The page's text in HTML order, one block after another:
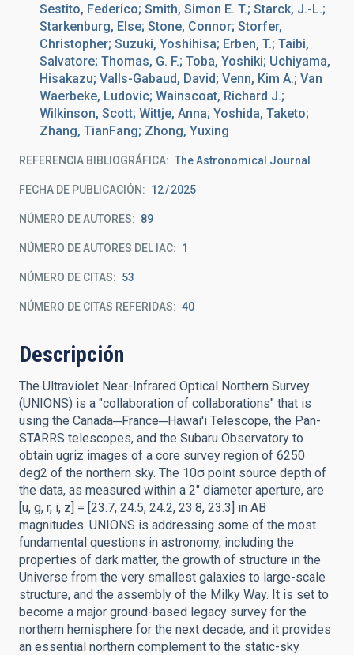
Sestito, Federico; Smith, Simon E. T.; Starck, J.-L.;
Starkenburg, Else; Stone, Connor; Storfer,
Christopher; Suzuki, Yoshihisa; Erben, T.; Taibi,
Salvatore; Thomas, G. F.; Toba, Yoshiki; Uchiyama,
Hisakazu; Valls-Gabaud, David; Venn, Kim A.; Van
Waerbeke, Ludovic; Wainscoat, Richard J.;
Wilkinson, Scott; Wittje, Anna; Yoshida, Taketo;
Zhang, TianFang; Zhong, Yuxing
REFERENCIA BIBLIOGRÁFICA The Astronomical Journal
FECHA DE PUBLICACIÓN: 12 2025
NÚMERO DE AUTORES 89
NÚMERO DE AUTORES DEL IAC 1
NÚMERO DE CITAS 53
NÚMERO DE CITAS REFERIDAS 40
Descripción
The Ultraviolet Near-Infrared Optical Northern Survey
(UNIONS) is a "collaboration of collaborations" that is
using the Canada─France─Hawai'i Telescope, the Pan-
STARRS telescopes, and the Subaru Observatory to
obtain ugriz images of a core survey region of 6250
deg2 of the northern sky. The 10σ point source depth of
the data, as measured within a 2″ diameter aperture, are
[u, g, r, i, z] = [23.7, 24.5, 24.2, 23.8, 23.3] in AB
magnitudes. UNIONS is addressing some of the most
fundamental questions in astronomy, including the
properties of dark matter, the growth of structure in the
Universe from the very smallest galaxies to large-scale
structure, and the assembly of the Milky Way. It is set to
become a major ground-based legacy survey for the
northern hemisphere for the next decade, and it provides
an essential northern complement to the static-sky